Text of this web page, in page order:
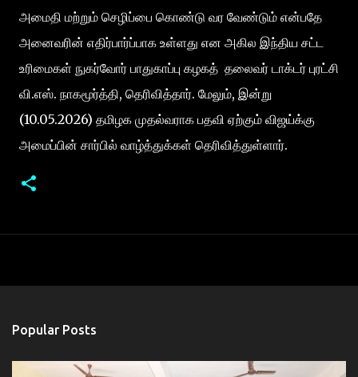
அமைதி மற்றும் செழிப்பை கொண்டு வர வேண்டும் என்பதே
அனைவரின் எதிர்பார்ப்பாக உள்ளது என அகில இந்திய சட்ட
உரிமைகள் நுகர்வோர் பாதுகாப்பு கழகத் தலைவர் டாக்டர் புரட்சி
வி.எஸ். நாகமூர்த்தி, தெரிவித்தார். மேலும், இன்று
(10.05.2026) தமிழக முதல்வராக பதவி ஏற்கும் விஜய்க்கு
அமைப்பின் சார்பில் வாழ்த்துக்கள் தெரிவித்துள்ளார்.
Popular Posts